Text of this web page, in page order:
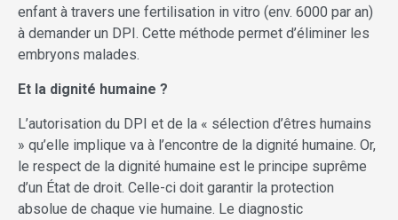
enfant à travers une fertilisation in vitro (env. 6000 par an)
à demander un DPI. Cette méthode permet d’éliminer les
embryons malades.
Et la dignité humaine ?
L’autorisation du DPI et de la « sélection d’êtres humains
» qu’elle implique va à l’encontre de la dignité humaine. Or,
le respect de la dignité humaine est le principe suprême
d’un État de droit. Celle-ci doit garantir la protection
absolue de chaque vie humaine. Le diagnostic